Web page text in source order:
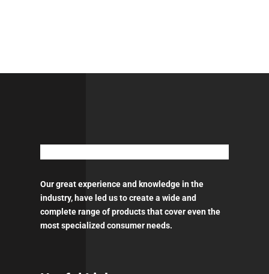
Our great experience and knowledge in the
industry, have led us to create a wide and
complete range of products that cover even the
most specialized consumer needs.